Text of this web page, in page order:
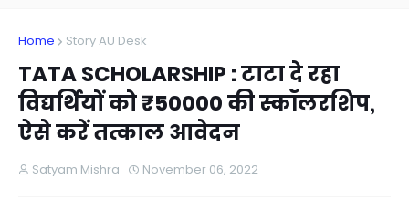
Home Story AU Desk
TATA SCHOLARSHIP : टाटा दे रहा
विद्यर्थियों को ₹50000 की स्कॉलरशिप,
ऐसे करें तत्काल आवेदन
Satyam Mishra November 06, 2022